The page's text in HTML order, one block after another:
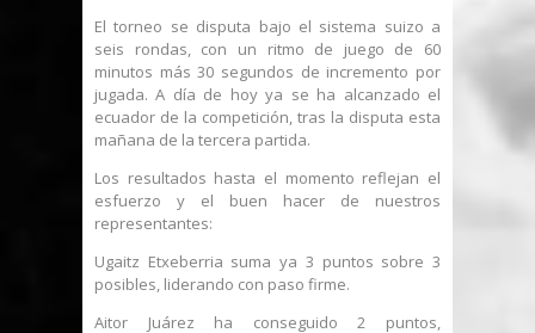
El torneo se disputa bajo el sistema suizo a
seis rondas, con un ritmo de juego de 60
minutos más 30 segundos de incremento por
jugada. A día de hoy ya se ha alcanzado el
ecuador de la competición, tras la disputa esta
mañana de la tercera partida.
Los resultados hasta el momento reflejan el
esfuerzo y el buen hacer de nuestros
representantes:
Ugaitz Etxeberria suma ya 3 puntos sobre 3
posibles, liderando con paso firme.
Aitor Juárez ha conseguido 2 puntos,